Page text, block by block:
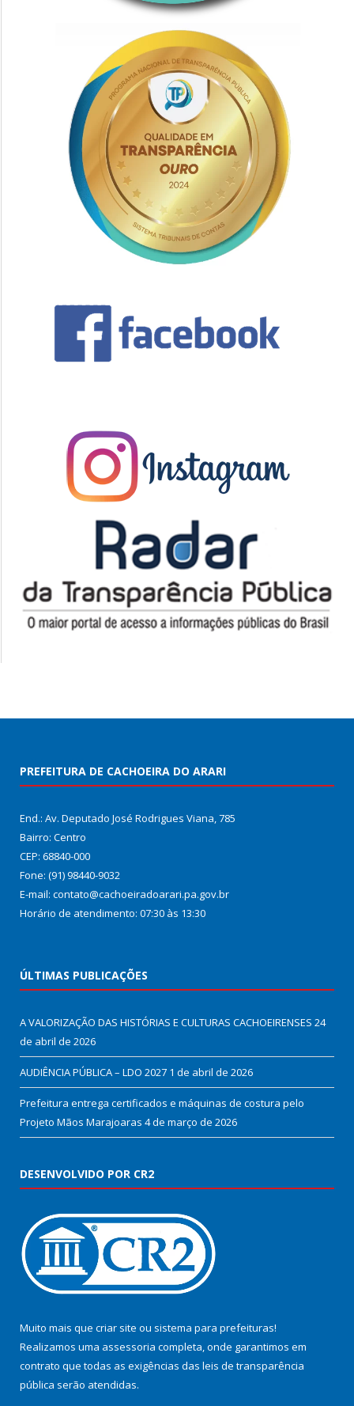
PREFEITURA DE CACHOEIRA DO ARARI
End.: Av. Deputado José Rodrigues Viana, 785
Bairro: Centro
CEP: 68840-000
Fone: (91) 98440-9032
E-mail: contato@cachoeiradoarari.pa.gov.br
Horário de atendimento: 07:30 às 13:30
ÚLTIMAS PUBLICAÇÕES
A VALORIZAÇÃO DAS HISTÓRIAS E CULTURAS CACHOEIRENSES 24
de abril de 2026
AUDIÊNCIA PÚBLICA – LDO 2027 1 de abril de 2026
Prefeitura entrega certificados e máquinas de costura pelo
Projeto Mãos Marajoaras 4 de março de 2026
DESENVOLVIDO POR CR2
Muito mais que criar site ou sistema para prefeituras!
Realizamos uma assessoria completa, onde garantimos em
contrato que todas as exigências das leis de transparência
pública serão atendidas.